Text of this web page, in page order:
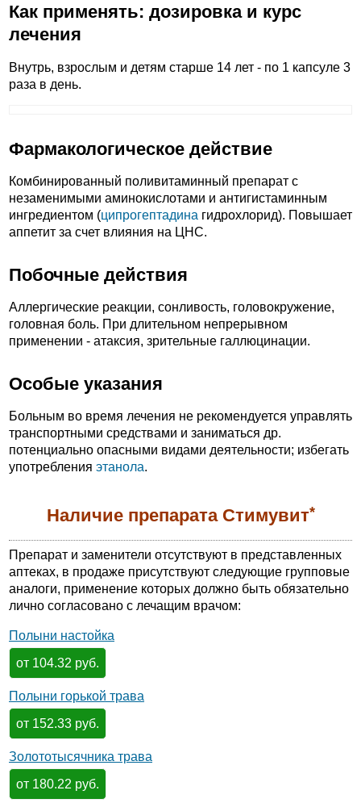
Как применять: дозировка и курс
лечения
Внутрь, взрослым и детям старше 14 лет - по 1 капсуле 3
раза в день.
Фармакологическое действие
Комбинированный поливитаминный препарат с
незаменимыми аминокислотами и антигистаминным
ингредиентом (ципрогептадина гидрохлорид). Повышает
аппетит за счет влияния на ЦНС.
Побочные действия
Аллергические реакции, сонливость, головокружение,
головная боль. При длительном непрерывном
применении - атаксия, зрительные галлюцинации.
Особые указания
Больным во время лечения не рекомендуется управлять
транспортными средствами и заниматься др.
потенциально опасными видами деятельности; избегать
употребления этанола.
Наличие препарата Стимувит*
Препарат и заменители отсутствуют в представленных
аптеках, в продаже присутствуют следующие групповые
аналоги, применение которых должно быть обязательно
лично согласовано с лечащим врачом:
Полыни настойка
от 104.32 руб.
Полыни горькой трава
от 152.33 руб.
Золототысячника трава
от 180.22 руб.